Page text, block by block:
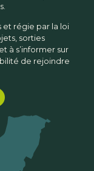
et régie par la loi
sorties
à s’informer sur
de rejoindre